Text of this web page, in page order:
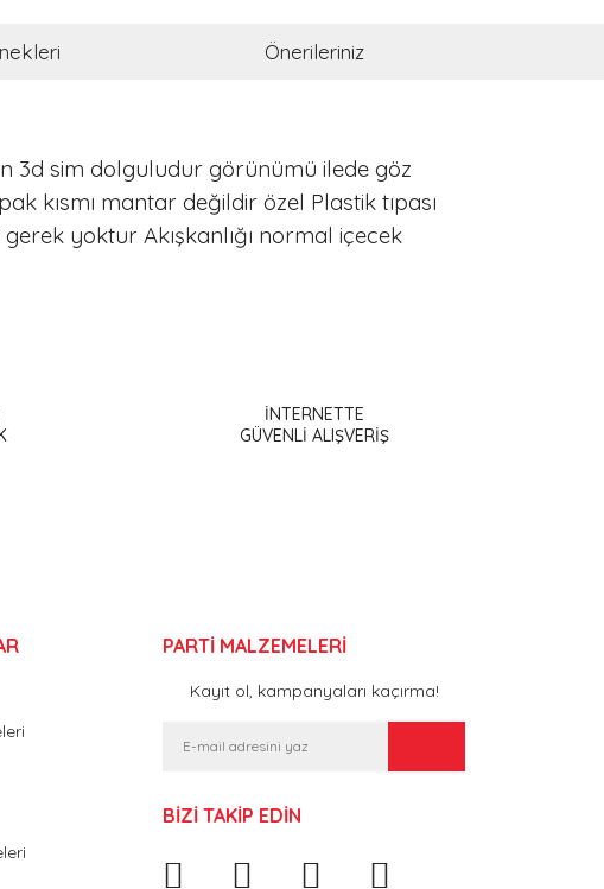
Önerileriniz
3d sim dolguludur görünümü ilede göz
kısmı mantar değildir özel Plastik tıpası
yoktur Akışkanlığı normal içecek
İNTERNETTE
GÜVENLİ ALIŞVERİŞ
PARTİ MALZEMELERİ
Kayıt ol, kampanyaları kaçırma!
BİZİ TAKİP EDİN